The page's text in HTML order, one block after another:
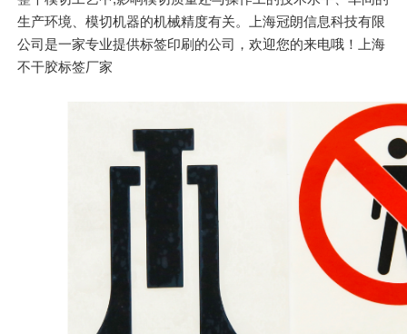
生产环境、模切机器的机械精度有关。上海冠朗信息科技有限
公司是一家专业提供标签印刷的公司，欢迎您的来电哦！上海
不干胶标签厂家